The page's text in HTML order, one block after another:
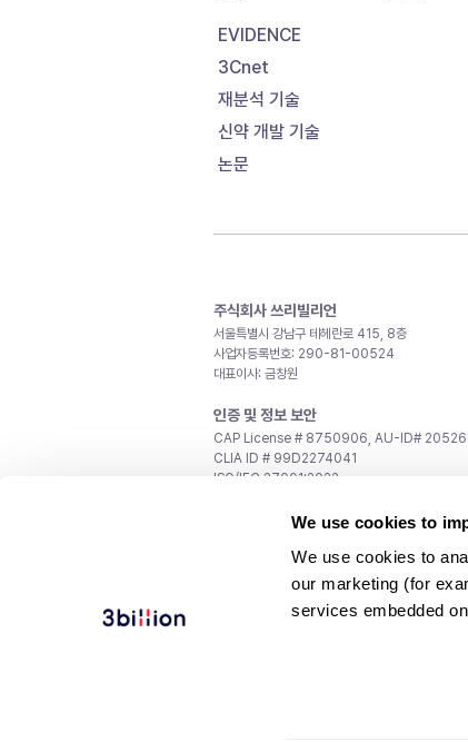
We use cookies to
We use cookies to
our marketing (for
services embedded
EVIDENCE
3Cnet
재분석 기술
신약 개발 기술
논문
주식회사 쓰리빌리언
서울특별시 강남구 테헤란로 415, 8층
사업자등록번호: 290-81-00524
대표이사: 금창원
인증 및 정보 보안
CAP License # 8750906, AU-ID#
CLIA ID # 99D2274041
ISO/IEC 27001:2022
recruiting@3billion.io
ir@3billion.io